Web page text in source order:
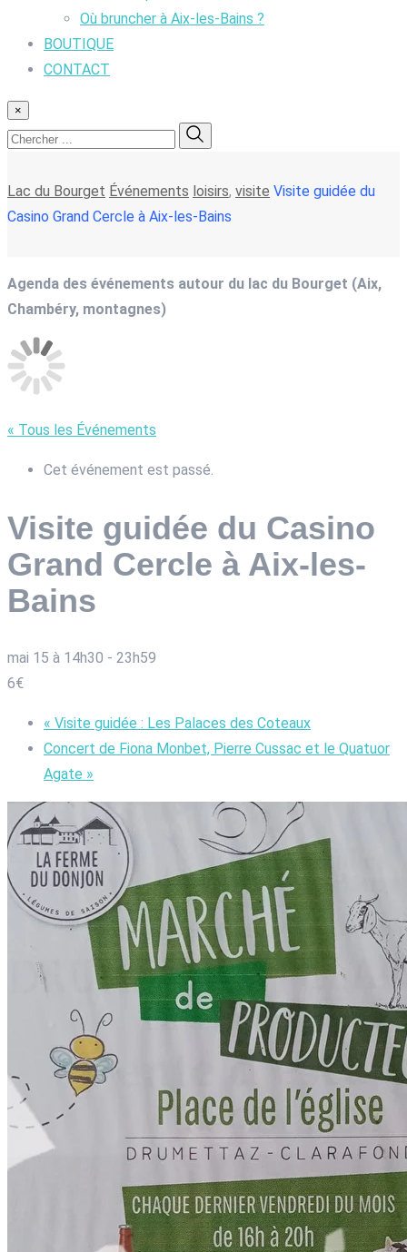
Où bruncher à Aix-les-Bains ?
BOUTIQUE
CONTACT
×
Lac du Bourget Événements loisirs, visite Visite guidée du
Casino Grand Cercle à Aix-les-Bains
Agenda des événements autour du lac du Bourget (Aix,
Chambéry, montagnes)
« Tous les Événements
Cet événement est passé.
Visite guidée du Casino
Grand Cercle à Aix-les-
Bains
mai 15 à 14h30 - 23h59
6€
« Visite guidée : Les Palaces des Coteaux
Concert de Fiona Monbet, Pierre Cussac et le Quatuor
Agate »